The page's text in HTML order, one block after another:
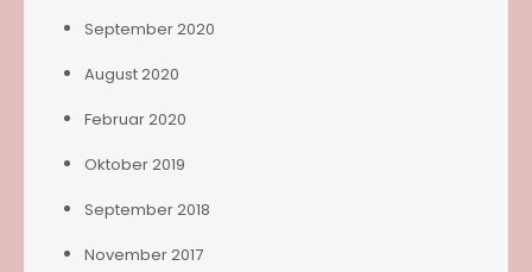
September 2020
August 2020
Februar 2020
Oktober 2019
September 2018
November 2017